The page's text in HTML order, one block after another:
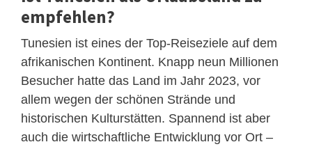
empfehlen?
Tunesien ist eines der Top-Reiseziele auf dem
afrikanischen Kontinent. Knapp neun Millionen
Besucher hatte das Land im Jahr 2023, vor
allem wegen der schönen Strände und
historischen Kulturstätten. Spannend ist aber
auch die wirtschaftliche Entwicklung vor Ort –